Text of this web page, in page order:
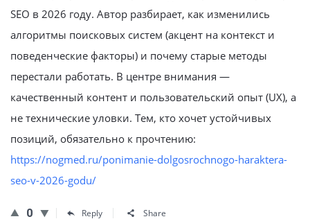
SEO в 2026 году. Автор разбирает, как изменились
алгоритмы поисковых систем (акцент на контекст и
поведенческие факторы) и почему старые методы
перестали работать. В центре внимания —
качественный контент и пользовательский опыт (UX), а
не технические уловки. Тем, кто хочет устойчивых
позиций, обязательно к прочтению:
https://nogmed.ru/ponimanie-dolgosrochnogo-haraktera-
seo-v-2026-godu/
0 Reply Share